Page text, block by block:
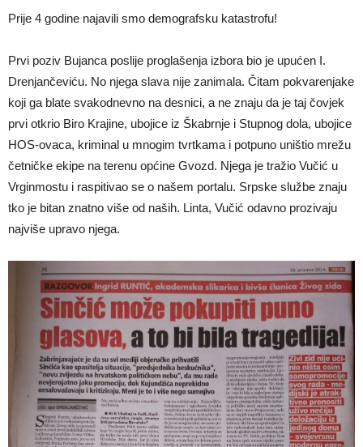
Prije 4 godine najavili smo demografsku katastrofu!
Prvi poziv Bujanca poslije proglašenja izbora bio je upućen I.
Drenjančeviću. No njega slava nije zanimala. Čitam pokvarenjake
koji ga blate svakodnevno na desnici, a ne znaju da je taj čovjek
prvi otkrio Biro Krajine, ubojice iz Škabrnje i Stupnog dola, ubojice
HOS-ovaca, kriminal u mnogim tvrtkama i potpuno uništio mrežu
četničke ekipe na terenu općine Gvozd. Njega je tražio Vučić u
Vrginmostu i raspitivao se o našem portalu. Srpske službe znaju
tko je bitan znatno više od naših. Linta, Vučić odavno prozivaju
najviše upravo njega.